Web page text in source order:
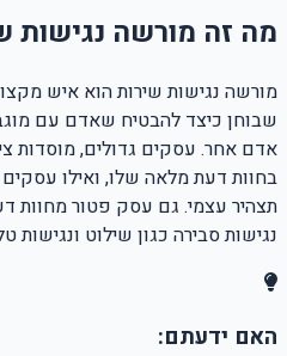
מה זה מורשה נגישות
מורשה נגישות שירות הוא איש
שבוחן כיצד להבטיח שאדם עם
אדם אחר. עסקים גדולים, מוסדות
בחוות דעת מלאה שלו, ואילו
תצהיר עצמי. גם עסק פטור מחוות
נגישות סבירה כגון שילוט ונגישות
האם ידעתם: